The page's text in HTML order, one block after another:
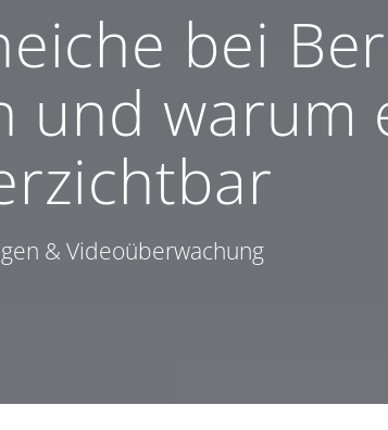
bei
und warum
& Videoüberwachung